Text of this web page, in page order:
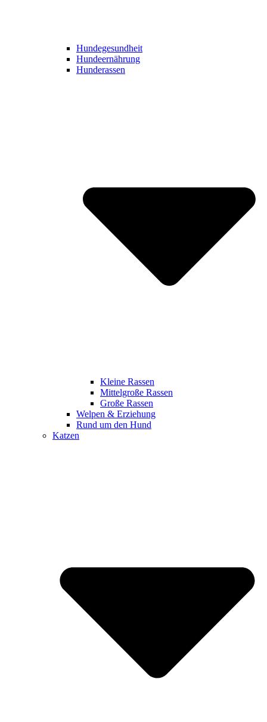
Hundegesundheit
Hundeernährung
Hunderassen
Kleine Rassen
Mittelgroße Rassen
Große Rassen
Welpen & Erziehung
Rund um den Hund
Katzen